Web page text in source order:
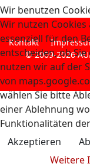
Kontakt
© 2009-2026
Wir benutzen
Wir nutzen
essenziell für den
entscheiden, ob
nutzen wir auf der
von
wählen Sie bitte
einer Ablehnung
Funktionalitäten
Akzeptieren
Weitere